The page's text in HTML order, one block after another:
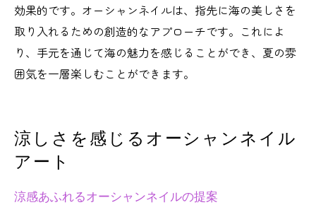
効果的です。オーシャンネイルは、指先に海の美しさを
取り入れるための創造的なアプローチです。これによ
り、手元を通じて海の魅力を感じることができ、夏の雰
囲気を一層楽しむことができます。
涼しさを感じるオーシャンネイル
アート
涼感あふれるオーシャンネイルの提案